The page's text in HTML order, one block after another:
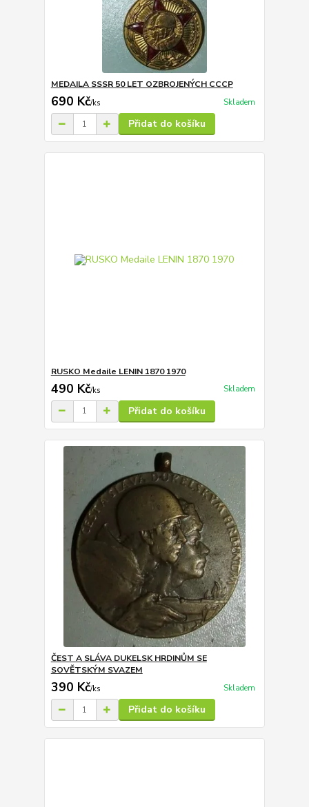
MEDAILA SSSR 50 LET OZBROJENÝCH CCCP
690 Kč/ks Skladem
Přidat do košíku
RUSKO Medaile LENIN 1870 1970
490 Kč/ks Skladem
Přidat do košíku
ČEST A SLÁVA DUKELSK HRDINŮM SE
SOVĚTSKÝM SVAZEM
390 Kč/ks Skladem
Přidat do košíku